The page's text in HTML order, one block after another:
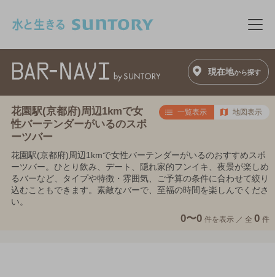
メ
現在地から探す
花園駅(京都府)周辺1kmで女
性バーテンダーがいるのスポ
ーツバー
一覧表示 地図表示
花園駅(京都府)周辺1kmで女性バーテンダーがいるのおすすめスポ
ーツバー。ひとり飲み、デート、隠れ家的フンイキ、夜景が楽しめ
るバーなど、タイプや特徴・雰囲気、ご予算の条件に合わせて絞り
込むこともできます。素敵なバーで、至福の時間を楽しんでくださ
い。
0〜0 件を表示 ／ 全 0 件